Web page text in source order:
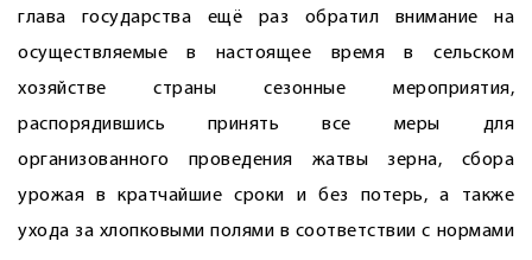
глава государства ещё раз обратил внимание на
осуществляемые в настоящее время в сельском
хозяйстве страны сезонные мероприятия,
распорядившись принять все меры для
организованного проведения жатвы зерна, сбора
урожая в кратчайшие сроки и без потерь, а также
ухода за хлопковыми полями в соответствии с нормами